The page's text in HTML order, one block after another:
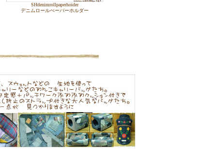
SHdenimrollpaperhoider
デニムロールぺーパーホルダー